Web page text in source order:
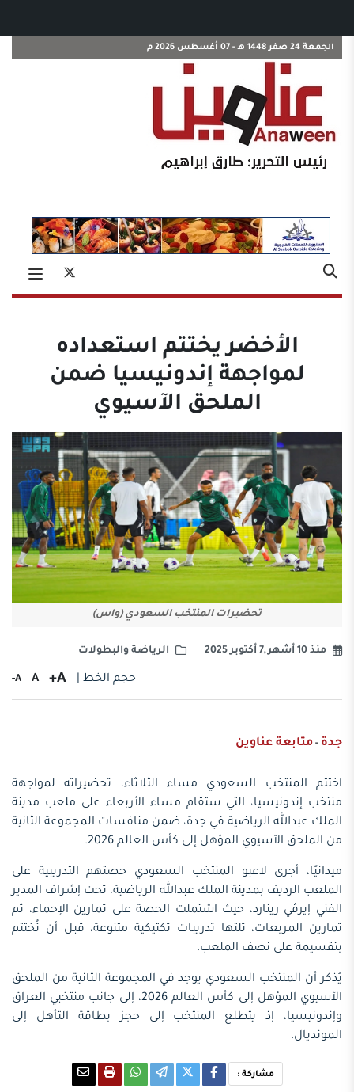
الجمعة 24 صفر 1448 هـ - 07 أغسطس 2026 م
الأخضر يختتم استعداده
لمواجهة إندونيسيا ضمن
الملحق الآسيوي
تحضيرات المنتخب السعودي (واس)
منذ 10 أشهر ,7 أكتوبر 2025 الرياضة والبطولات
حجم الخط | A+
A
A-
جدة - متابعة عناوين
اختتم المنتخب السعودي مساء الثلاثاء، تحضيراته لمواجهة
منتخب إندونيسيا، التي ستقام مساء الأربعاء على ملعب مدينة
الملك عبدالله الرياضية في جدة، ضمن منافسات المجموعة الثانية
من الملحق الآسيوي المؤهل إلى كأس العالم 2026.
ميدانيًا، أجرى لاعبو المنتخب السعودي حصتهم التدريبية على
الملعب الرديف بمدينة الملك عبدالله الرياضية، تحت إشراف المدير
الفني إيرڤي رينارد، حيث اشتملت الحصة على تمارين الإحماء، ثم
تمارين المربعات، تلتها تدريبات تكتيكية متنوعة، قبل أن تُختتم
بتقسيمة على نصف الملعب.
يُذكر أن المنتخب السعودي يوجد في المجموعة الثانية من الملحق
الآسيوي المؤهل إلى كأس العالم 2026، إلى جانب منتخبي العراق
وإندونيسيا، إذ يتطلع المنتخب إلى حجز بطاقة التأهل إلى
المونديال.
مشاركة :